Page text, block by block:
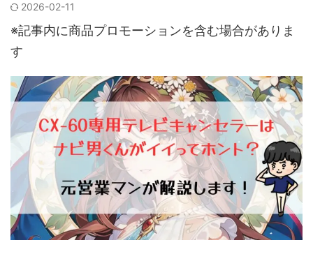
2026-02-11
※記事内に商品プロモーションを含む場合がありま
す